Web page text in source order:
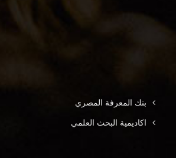
بنك المعرفة المصري
اكاديمية البحث العلمي